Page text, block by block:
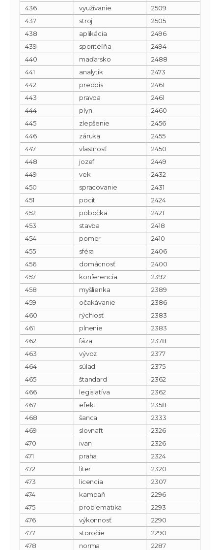
436 využívanie
2509
437
stroj
2505
438
aplikácia
2496
439
sporiteľňa
2494
440
maďarsko
2488
441
analytik
2473
442
predpis
2461
443
pravda
2461
444
plyn
2460
445
zlepšenie
2456
446
záruka
2455
447
vlastnosť
2450
448
jozef
2449
449
vek
2432
450
spracovanie
2431
451
pocit
2424
452
pobočka
2421
453
stavba
2418
454
pomer
2410
455
sféra
2406
456
domácnosť
2400
457
konferencia
2392
458
myšlienka
2389
459
očakávanie
2386
460
rýchlosť
2383
461
plnenie
2383
462
fáza
2378
463
vývoz
2377
464
súlad
2375
465
štandard
2362
466
legislatíva
2362
467
efekt
2358
468
šanca
2333
469
slovnaft
2326
470
ivan
2326
471
praha
2324
472
liter
2320
473
licencia
2307
474
kampaň
2296
475
problematika
2293
476
výkonnosť
2290
477
storočie
2290
478
norma
2287